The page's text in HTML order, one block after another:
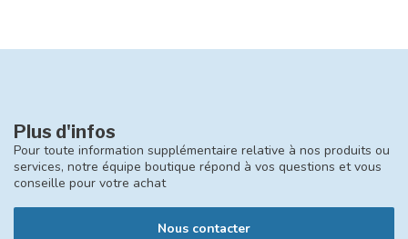
Plus d'infos
Pour toute information supplémentaire relative à nos produits ou
services, notre équipe boutique répond à vos questions et vous
conseille pour votre achat
Nous contacter